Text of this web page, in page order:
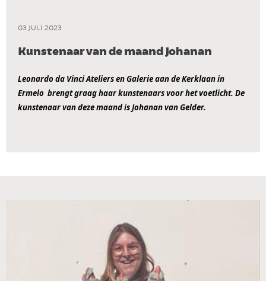
03 JULI 2023
Kunstenaar van de maand Johanan
Leonardo da Vinci Ateliers en Galerie aan de Kerklaan in
Ermelo  brengt graag haar kunstenaars voor het voetlicht. De
kunstenaar van deze maand is Johanan van Gelder.